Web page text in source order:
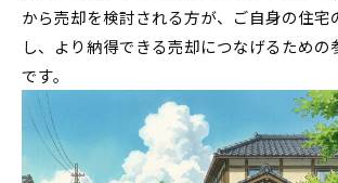
から売却を検討される方が、ご自身の住宅
し、より納得できる売却につなげるための
です。